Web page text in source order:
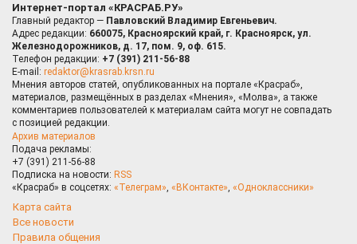
Интернет-портал «КРАСРАБ.РУ»
Главный редактор — Павловский Владимир Евгеньевич.
Адрес редакции: 660075, Красноярский край, г. Красноярск, ул.
Железнодорожников, д. 17, пом. 9, оф. 615.
Телефон редакции: +7 (391) 211-56-88
E-mail: redaktor@krasrab.krsn.ru
Мнения авторов статей, опубликованных на портале «Красраб»,
материалов, размещённых в разделах «Мнения», «Молва», а также
комментариев пользователей к материалам сайта могут не совпадать
с позицией редакции.
Архив материалов
Подача рекламы:
+7 (391) 211-56-88
Подписка на новости: RSS
«Красраб» в соцсетях: «Телеграм», «ВКонтакте», «Одноклассники»
Карта сайта
Все новости
Правила общения